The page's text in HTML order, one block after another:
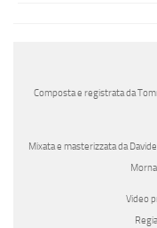
Composta e registrata da
Mixata e masterizzata da
Video